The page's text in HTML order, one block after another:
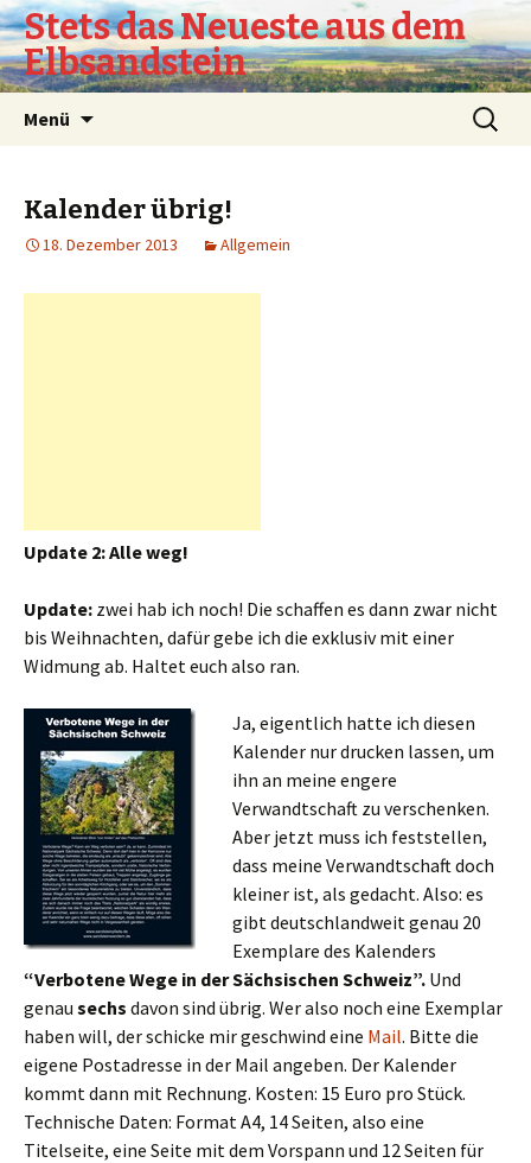
Stets das Neueste aus dem
Elbsandstein
Menü
Suchen
nach:
Kalender übrig!
18. Dezember 2013 Allgemein
Update 2: Alle weg!
Update: zwei hab ich noch! Die schaffen es dann zwar nicht
bis Weihnachten, dafür gebe ich die exklusiv mit einer
Widmung ab. Haltet euch also ran.
Ja, eigentlich hatte ich diesen
Kalender nur drucken lassen, um
ihn an meine engere
Verwandtschaft zu verschenken.
Aber jetzt muss ich feststellen,
dass meine Verwandtschaft doch
kleiner ist, als gedacht. Also: es
gibt deutschlandweit genau 20
Exemplare des Kalenders
“Verbotene Wege in der Sächsischen Schweiz”. Und
genau sechs davon sind übrig. Wer also noch eine Exemplar
haben will, der schicke mir geschwind eine Mail. Bitte die
eigene Postadresse in der Mail angeben. Der Kalender
kommt dann mit Rechnung. Kosten: 15 Euro pro Stück.
Technische Daten: Format A4, 14 Seiten, also eine
Titelseite, eine Seite mit dem Vorspann und 12 Seiten für